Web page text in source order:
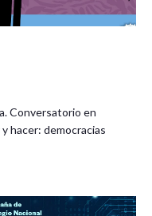
Conversatorio en
hacer: democracias